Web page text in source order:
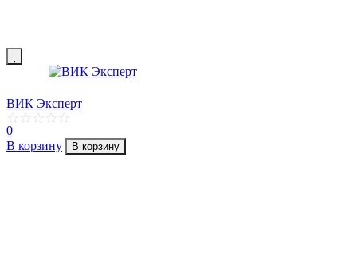
ВИК Эксперт
0
В корзину
В корзину